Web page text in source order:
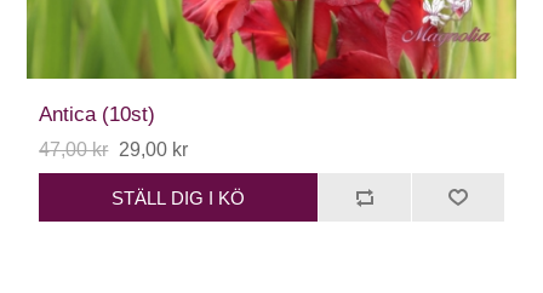
Antica (10st)
47,00 kr 29,00 kr
STÄLL DIG I KÖ